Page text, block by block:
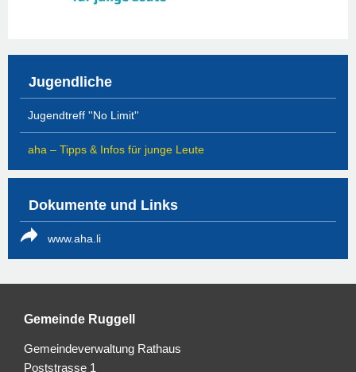
Jugendliche
Jugendtreff ''No Limit''
aha – Tipps & Infos für junge Leute
Dokumente und Links
www.aha.li
Gemeinde Ruggell
Gemeindeverwaltung Rathaus
Poststrasse 1